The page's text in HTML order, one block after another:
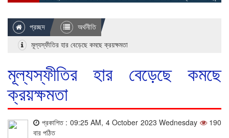
প্রচ্ছদ
অর্থনীতি
মূল্যস্ফীতির হার বেড়েছে কমছে ক্রয়ক্ষমতা
মূল্যস্ফীতির হার বেড়েছে কমছে
ক্রয়ক্ষমতা
প্রকাশিত : 09:25 AM, 4 October 2023 Wednesday
190
বার পঠিত